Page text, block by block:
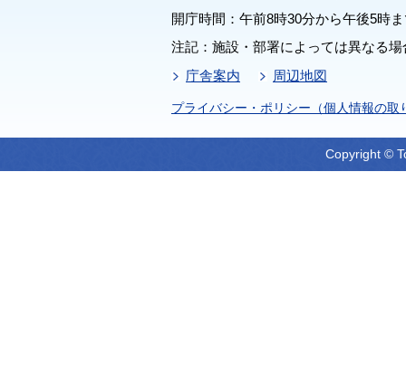
開庁時間：午前8時30分から午後5時
注記：施設・部署によっては異なる
庁舎案内
周辺地図
プライバシー・ポリシー（個人情報の取
Copyright ©